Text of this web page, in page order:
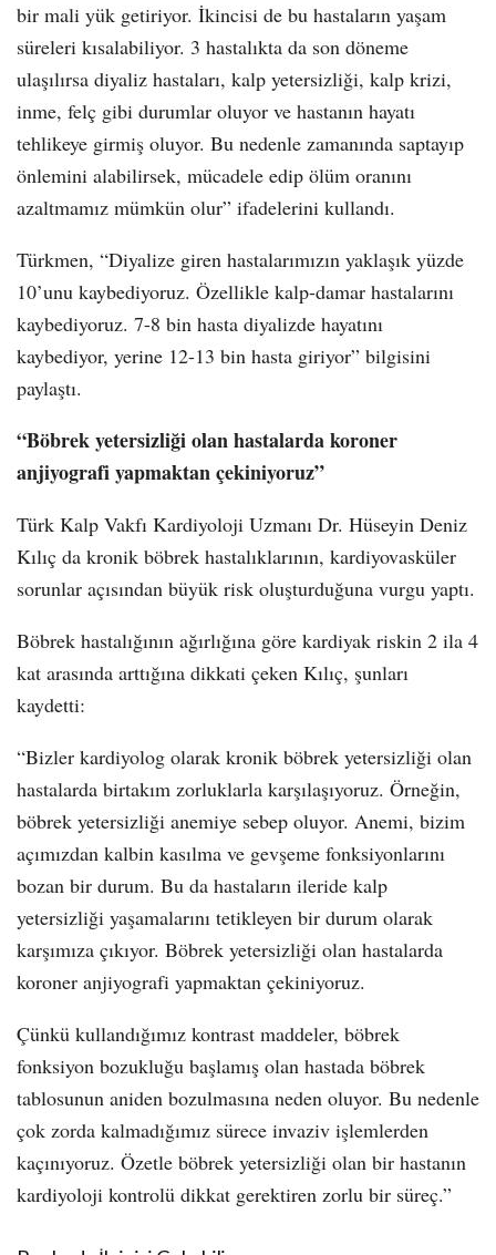
bir mali yük getiriyor. İkincisi de bu hastaların yaşam
süreleri kısalabiliyor. 3 hastalıkta da son döneme
ulaşılırsa diyaliz hastaları, kalp yetersizliği, kalp krizi,
inme, felç gibi durumlar oluyor ve hastanın hayatı
tehlikeye girmiş oluyor. Bu nedenle zamanında saptayıp
önlemini alabilirsek, mücadele edip ölüm oranını
azaltmamız mümkün olur” ifadelerini kullandı.
Türkmen, “Diyalize giren hastalarımızın yaklaşık yüzde
10’unu kaybediyoruz. Özellikle kalp-damar hastalarını
kaybediyoruz. 7-8 bin hasta diyalizde hayatını
kaybediyor, yerine 12-13 bin hasta giriyor” bilgisini
paylaştı.
“Böbrek yetersizliği olan hastalarda koroner
anjiyografi yapmaktan çekiniyoruz”
Türk Kalp Vakfı Kardiyoloji Uzmanı Dr. Hüseyin Deniz
Kılıç da kronik böbrek hastalıklarının, kardiyovasküler
sorunlar açısından büyük risk oluşturduğuna vurgu yaptı.
Böbrek hastalığının ağırlığına göre kardiyak riskin 2 ila 4
kat arasında arttığına dikkati çeken Kılıç, şunları
kaydetti:
“Bizler kardiyolog olarak kronik böbrek yetersizliği olan
hastalarda birtakım zorluklarla karşılaşıyoruz. Örneğin,
böbrek yetersizliği anemiye sebep oluyor. Anemi, bizim
açımızdan kalbin kasılma ve gevşeme fonksiyonlarını
bozan bir durum. Bu da hastaların ileride kalp
yetersizliği yaşamalarını tetikleyen bir durum olarak
karşımıza çıkıyor. Böbrek yetersizliği olan hastalarda
koroner anjiyografi yapmaktan çekiniyoruz.
Çünkü kullandığımız kontrast maddeler, böbrek
fonksiyon bozukluğu başlamış olan hastada böbrek
tablosunun aniden bozulmasına neden oluyor. Bu nedenle
çok zorda kalmadığımız sürece invaziv işlemlerden
kaçınıyoruz. Özetle böbrek yetersizliği olan bir hastanın
kardiyoloji kontrolü dikkat gerektiren zorlu bir süreç.”